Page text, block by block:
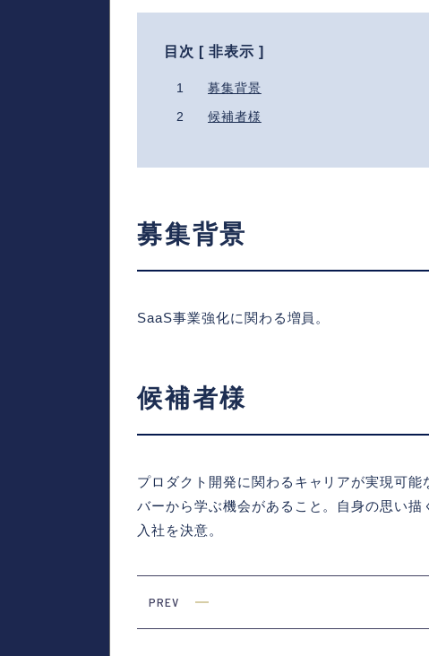
目次 [ 非表示 ]
1
募集背景
2
候補者様
募集背景
SaaS事業強化に関わる増員。
候補者様
プロダクト開発に関わるキャリアが実現可
バーから学ぶ機会があること。自身の思い
入社を決意。
PREV